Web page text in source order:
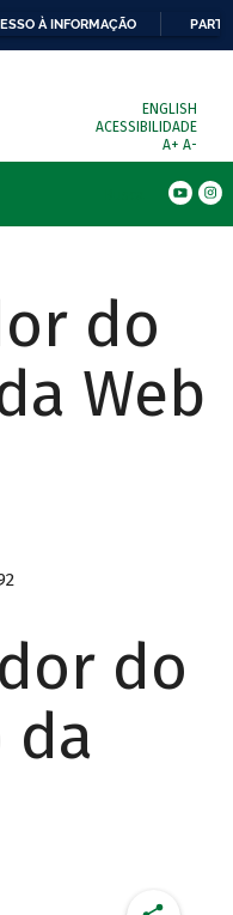
À INFORMAÇÃO
ENGLISH
ACESSIBILIDADE
A+ A-
do
Web
do
da